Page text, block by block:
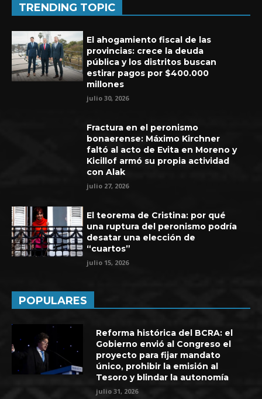
Experiencia de seis años en UEFA
TRENDING TOPIC
El ahogamiento fiscal de las
provincias: crece la deuda
pública y los distritos buscan
estirar pagos por $400.000
millones
julio 30, 2026
Fractura en el peronismo
bonaerense: Máximo Kirchner
faltó al acto de Evita en Moreno y
Kicillof armó su propia actividad
con Alak
julio 27, 2026
El teorema de Cristina: por qué
una ruptura del peronismo podría
desatar una elección de
“cuartos”
julio 15, 2026
POPULARES
Reforma histórica del BCRA: el
Gobierno envió al Congreso el
proyecto para fijar mandato
único, prohibir la emisión al
Tesoro y blindar la autonomía
julio 31, 2026